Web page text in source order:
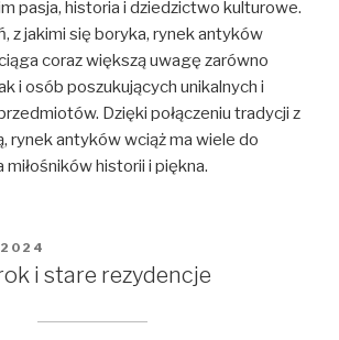
pasja, historia i dziedzictwo kulturowe.
z jakimi się boryka, rynek antyków
coraz większą uwagę zarówno
i osób poszukujących unikalnych i
Dzięki połączeniu tradycji z
rynek antyków wciąż ma wiele do
historii i piękna.
i stare rezydencje